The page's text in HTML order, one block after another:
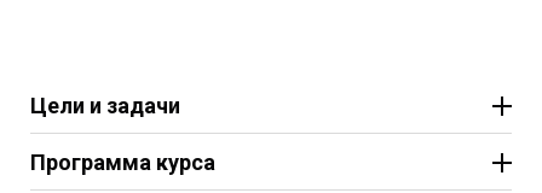
Цели и задачи
Программа курса